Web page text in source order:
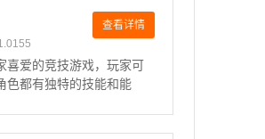
查看详情
喜爱的竞技游戏，玩家可
色都有独特的技能和能